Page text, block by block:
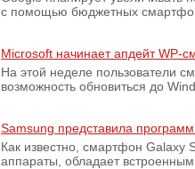
с помощью бюджетных
Microsoft начинает апдейт WP-
На этой неделе пользователи
возможность обновиться до
Samsung представила
Как известно, смартфон Galaxy
аппараты, обладает